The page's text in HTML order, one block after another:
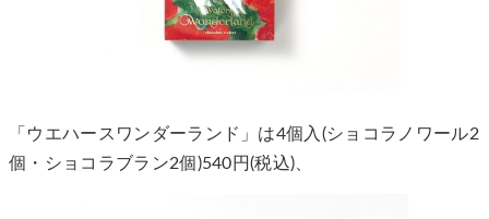
「ウエハースワンダーランド」は4個入(ショコラノワール2
個・ショコラブラン2個)540円(税込)、